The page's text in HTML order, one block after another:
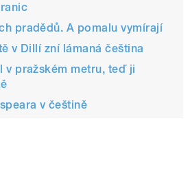
pradědů. A pomalu vymírají
v Dillí zní lámaná čeština
v pražském metru, teď ji
v češtině